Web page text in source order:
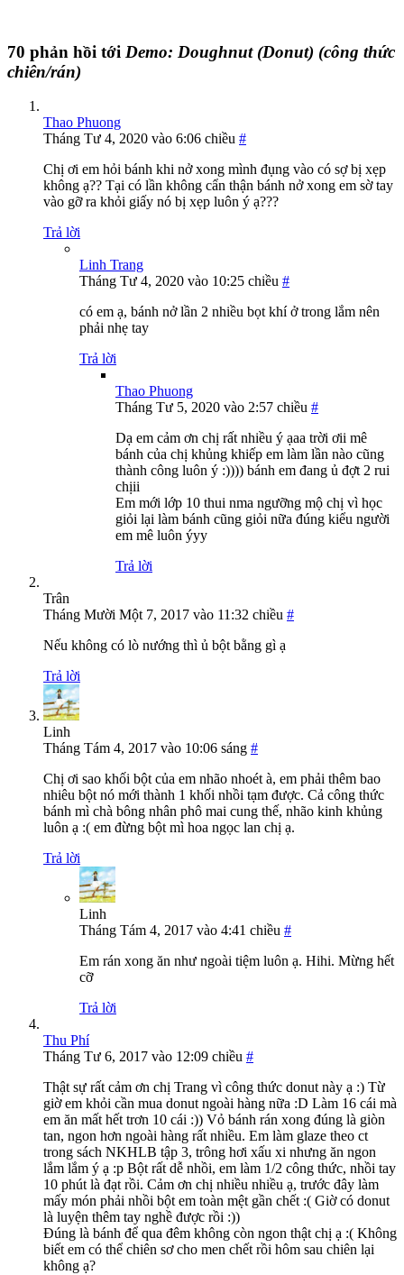
70 phản hồi tới Demo: Doughnut (Donut) (công thức
chiên/rán)
Thao Phuong
Tháng Tư 4, 2020 vào 6:06 chiều #
Chị ơi em hỏi bánh khi nở xong mình đụng vào có sợ bị xẹp
không ạ?? Tại có lần không cẩn thận bánh nở xong em sờ tay
vào gỡ ra khỏi giấy nó bị xẹp luôn ý ạ???
Trả lời
Linh Trang
Tháng Tư 4, 2020 vào 10:25 chiều #
có em ạ, bánh nở lần 2 nhiều bọt khí ở trong lắm nên
phải nhẹ tay
Trả lời
Thao Phuong
Tháng Tư 5, 2020 vào 2:57 chiều #
Dạ em cảm ơn chị rất nhiều ý ạaa trời ơii mê
bánh của chị khủng khiếp em làm lần nào cũng
thành công luôn ý :)))) bánh em đang ủ đợt 2 rui
chịii
Em mới lớp 10 thui nma ngưỡng mộ chị vì học
giỏi lại làm bánh cũng giỏi nữa đúng kiểu người
em mê luôn ýyy
Trả lời
Trân
Tháng Mười Một 7, 2017 vào 11:32 chiều #
Nếu không có lò nướng thì ủ bột bằng gì ạ
Trả lời
Linh
Tháng Tám 4, 2017 vào 10:06 sáng #
Chị ơi sao khối bột của em nhão nhoét à, em phải thêm bao
nhiêu bột nó mới thành 1 khối nhồi tạm được. Cả công thức
bánh mì chà bông nhân phô mai cung thế, nhão kinh khủng
luôn ạ :( em đừng bột mì hoa ngọc lan chị ạ.
Trả lời
Linh
Tháng Tám 4, 2017 vào 4:41 chiều #
Em rán xong ăn như ngoài tiệm luôn ạ. Hihi. Mừng hết
cỡ
Trả lời
Thu Phí
Tháng Tư 6, 2017 vào 12:09 chiều #
Thật sự rất cảm ơn chị Trang vì công thức donut này ạ :) Từ
giờ em khỏi cần mua donut ngoài hàng nữa :D Làm 16 cái mà
em ăn mất hết trơn 10 cái :)) Vỏ bánh rán xong đúng là giòn
tan, ngon hơn ngoài hàng rất nhiều. Em làm glaze theo ct
trong sách NKHLB tập 3, trông hơi xấu xi nhưng ăn ngon
lắm lắm ý ạ :p Bột rất dễ nhồi, em làm 1/2 công thức, nhồi tay
10 phút là đạt rồi. Cảm ơn chị nhiều nhiều ạ, trước đây làm
mấy món phải nhồi bột em toàn mệt gần chết :( Giờ có donut
là luyện thêm tay nghề được rồi :))
Đúng là bánh để qua đêm không còn ngon thật chị ạ :( Không
biết em có thể chiên sơ cho men chết rồi hôm sau chiên lại
không ạ?